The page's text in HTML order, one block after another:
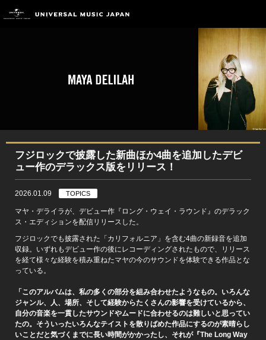
フジロックで披露した新曲ほか4曲を追加したデビ
ュー作のデラックス版をリリース！
2026.01.09 TOPICS
マヤ・デライラが、デビュー作『ロング・ウェイ・ラウンド』のデラック
ス・エディションを配信リリースした。
フジロックでも披露された「カリフォルニア」を含む4曲の新録音を追加
収録。いずれもデビュー作の後にレコーディングされたもので、リリース
を経て様々な経験を積み重ねたマヤの今のサウンドを体験できる作品とな
っている。
「このアルバムは、私の多くの部分を組み合わせたようなもの。いろんな
ジャンル、人、場所、そして経験からたくさんの影響を受けているから、
自分の音楽を一貫したサウンドやムードに合わせるのは難しいと思ってい
たの。そういったいろんなテイストを散りばめた作品にするのが素晴らし
いことだと気づくまでに長い時間がかかったし、それが『The Long Way